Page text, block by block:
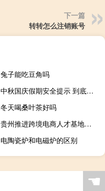
下一篇
转转怎么注销账号
兔子能吃豆角吗
中秋国庆假期安全提示 到底什么情况嘞
冬天喝桑叶茶好吗
贵州推进跨境电商人才基地建设
电陶瓷炉和电磁炉的区别
☚